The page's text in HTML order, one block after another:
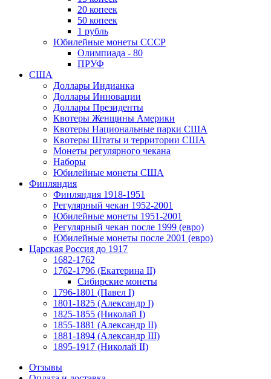
20 копеек
50 копеек
1 рубль
Юбилейные монеты СССР
Олимпиада - 80
ПРУФ
США
Доллары Индианка
Доллары Инновации
Доллары Президенты
Квотеры Женщины Америки
Квотеры Национальные парки США
Квотеры Штаты и территории США
Монеты регулярного чекана
Наборы
Юбилейные монеты США
Финляндия
Финляндия 1918-1951
Регулярный чекан 1952-2001
Юбилейные монеты 1951-2001
Регулярный чекан после 1999 (евро)
Юбилейные монеты после 2001 (евро)
Царская Россия до 1917
1682-1762
1762-1796 (Екатерина II)
Сибирские монеты
1796-1801 (Павел I)
1801-1825 (Александр I)
1825-1855 (Николай I)
1855-1881 (Александр II)
1881-1894 (Александр III)
1895-1917 (Николай II)
Отзывы